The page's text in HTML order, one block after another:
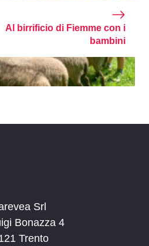
Al birrificio di Fiemme con i
bambini
Srl
Bonazza 4
Trento